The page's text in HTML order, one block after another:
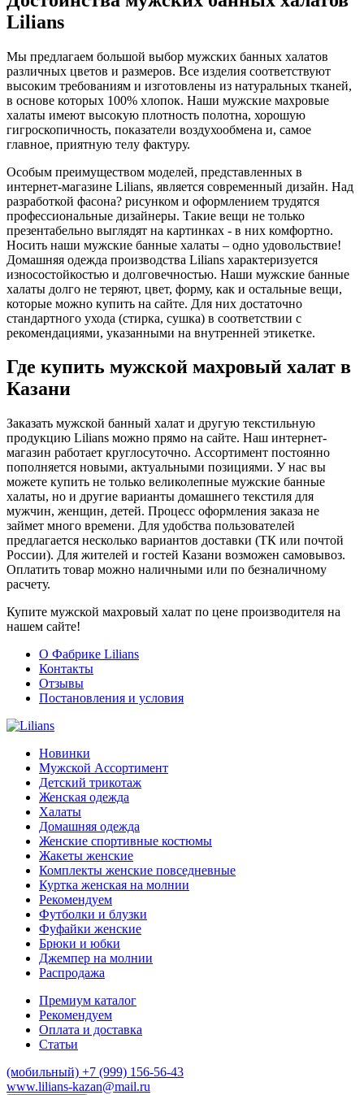
Lilians
Мы предлагаем большой выбор мужских банных халатов
различных цветов и размеров. Все изделия соответствуют
высоким требованиям и изготовлены из натуральных тканей,
в основе которых 100% хлопок. Наши мужские махровые
халаты имеют высокую плотность полотна, хорошую
гигроскопичность, показатели воздухообмена и, самое
главное, приятную телу фактуру.
Особым преимуществом моделей, представленных в
интернет-магазине Lilians, является современный дизайн. Над
разработкой фасона? рисунком и оформлением трудятся
профессиональные дизайнеры. Такие вещи не только
презентабельно выглядят на картинках - в них комфортно.
Носить наши мужские банные халаты – одно удовольствие!
Домашняя одежда производства Lilians характеризуется
износостойкостью и долговечностью. Наши мужские банные
халаты долго не теряют, цвет, форму, как и остальные вещи,
которые можно купить на сайте. Для них достаточно
стандартного ухода (стирка, сушка) в соответствии с
рекомендациями, указанными на внутренней этикетке.
Где купить мужской махровый халат в
Казани
Заказать мужской банный халат и другую текстильную
продукцию Lilians можно прямо на сайте. Наш интернет-
магазин работает круглосуточно. Ассортимент постоянно
пополняется новыми, актуальными позициями. У нас вы
можете купить не только великолепные мужские банные
халаты, но и другие варианты домашнего текстиля для
мужчин, женщин, детей. Процесс оформления заказа не
займет много времени. Для удобства пользователей
предлагается несколько вариантов доставки (ТК или почтой
России). Для жителей и гостей Казани возможен самовывоз.
Оплатить товар можно наличными или по безналичному
расчету.
Купите мужской махровый халат по цене производителя на
нашем сайте!
О Фабрике Lilians
Контакты
Отзывы
Постановления и условия
Новинки
Мужской Ассортимент
Детcкий трикотаж
Женская одежда
Халаты
Домашняя одежда
Женские спортивные костюмы
Жакеты женские
Комплекты женские повседневные
Куртка женская на молнии
Рекомендуем
Футболки и блузки
Фуфайки женские
Брюки и юбки
Джемпер на молнии
Распродажа
Премиум каталог
Рекомендуем
Оплата и доставка
Статьи
(мобильный) +7 (999) 156-56-43
www.lilians-kazan@mail.ru